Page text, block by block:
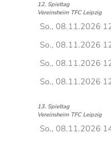
12. Spieltag
Vereinsheim TFC Leipzig
So., 08.11.2026
So., 08.11.2026
So., 08.11.2026
So., 08.11.2026
13. Spieltag
Vereinsheim TFC Leipzig
So., 08.11.2026